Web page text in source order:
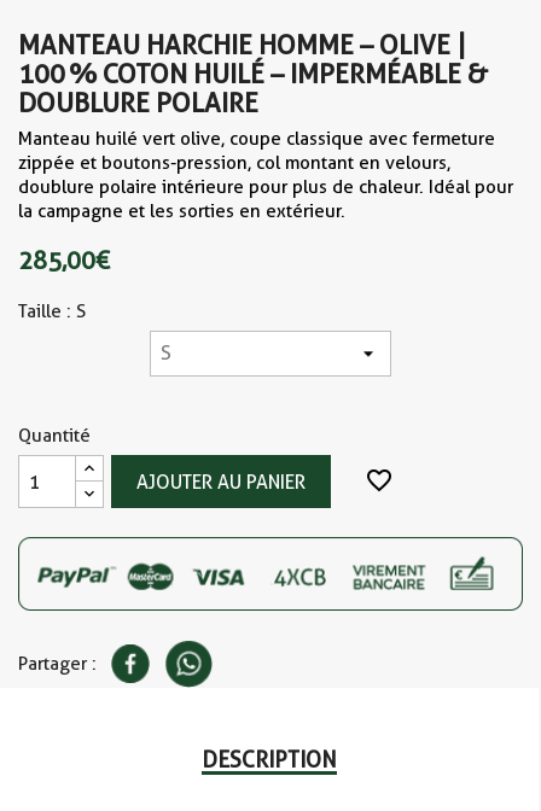
MANTEAU HARCHIE HOMME – OLIVE |
100 % COTON HUILÉ – IMPERMÉABLE &
DOUBLURE POLAIRE
Manteau huilé vert olive, coupe classique avec fermeture
zippée et boutons-pression, col montant en velours,
doublure polaire intérieure pour plus de chaleur. Idéal pour
la campagne et les sorties en extérieur.
285,00 €
Taille : S
Quantité
AJOUTER AU PANIER favorite_border
Partager :
DESCRIPTION